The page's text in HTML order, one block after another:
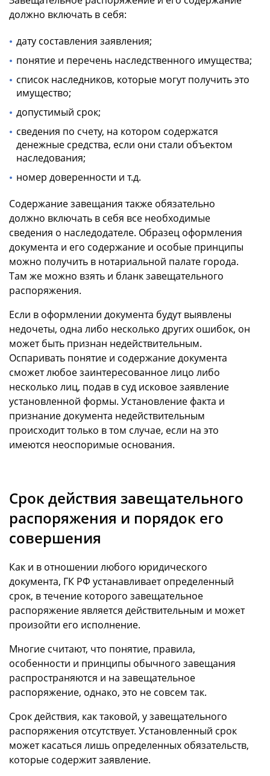
должно включать в себя:
дату составления заявления;
понятие и перечень наследственного имущества;
список наследников, которые могут получить это
имущество;
допустимый срок;
сведения по счету, на котором содержатся
денежные средства, если они стали объектом
наследования;
номер доверенности и т.д.
Содержание завещания также обязательно
должно включать в себя все необходимые
сведения о наследодателе. Образец оформления
документа и его содержание и особые принципы
можно получить в нотариальной палате города.
Там же можно взять и бланк завещательного
распоряжения.
Если в оформлении документа будут выявлены
недочеты, одна либо несколько других ошибок, он
может быть признан недействительным.
Оспаривать понятие и содержание документа
сможет любое заинтересованное лицо либо
несколько лиц, подав в суд исковое заявление
установленной формы. Установление факта и
признание документа недействительным
происходит только в том случае, если на это
имеются неоспоримые основания.
Срок действия завещательного
распоряжения и порядок его
совершения
Как и в отношении любого юридического
документа, ГК РФ устанавливает определенный
срок, в течение которого завещательное
распоряжение является действительным и может
произойти его исполнение.
Многие считают, что понятие, правила,
особенности и принципы обычного завещания
распространяются и на завещательное
распоряжение, однако, это не совсем так.
Срок действия, как таковой, у завещательного
распоряжения отсутствует. Установленный срок
может касаться лишь определенных обязательств,
которые содержит заявление.